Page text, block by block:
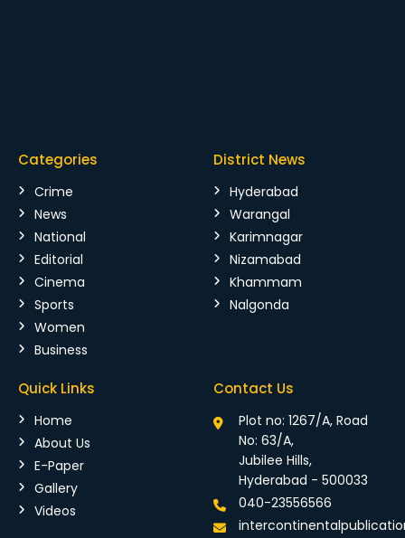
Categories
Crime
News
National
Editorial
Cinema
Sports
Women
Business
District News
Hyderabad
Warangal
Karimnagar
Nizamabad
Khammam
Nalgonda
Quick Links
Home
About Us
E-Paper
Gallery
Videos
Contact Us
Plot no: 1267/A, Road
No: 63/A,
Jubilee Hills,
Hyderabad - 500033
040-23556566